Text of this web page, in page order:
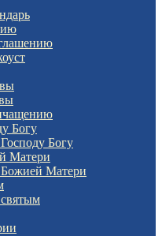
Богу
Богу
Матери
Матери